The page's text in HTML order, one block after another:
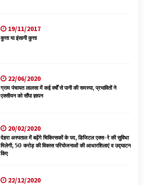
19/11/2017
कुत्ता या इंसानी कुत्ता
22/06/2020
ग्राम पंचायत लालसा में कई वर्षों से पानी की समस्या, प्रभावितों ने
एक्सीयन को सौंपा ज्ञापन
20/02/2020
देहरा अस्पताल में बढ़ेंगे चिकित्सकों के पद, डिजिटल एक्स-रे की सुविधा
मिलेगी, 50 करोड़ की विकास परियोजनाओं की आधारशिलाएं व उद्घाटन
किए
22/12/2020